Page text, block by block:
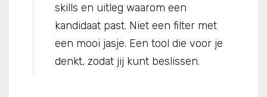
skills en uitleg waarom een
kandidaat past. Niet een filter met
een mooi jasje. Een tool die voor je
denkt, zodat jij kunt beslissen.